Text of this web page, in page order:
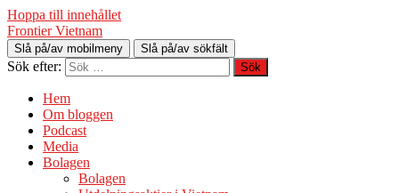
Hoppa till innehållet
Frontier Vietnam
Slå på/av mobilmeny Slå på/av sökfält
Sök efter:
Hem
Om bloggen
Podcast
Media
Bolagen
Bolagen